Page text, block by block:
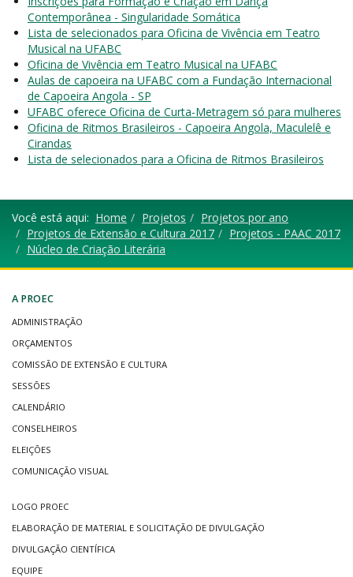
Contemporânea - Singularidade Somática
Lista de selecionados para Oficina de Vivência em Teatro
Musical na UFABC
Oficina de Vivência em Teatro Musical na UFABC
Aulas de capoeira na UFABC com a Fundação Internacional
de Capoeira Angola - SP
UFABC oferece Oficina de Curta-Metragem só para mulheres
Oficina de Ritmos Brasileiros - Capoeira Angola, Maculelê e
Cirandas
Lista de selecionados para a Oficina de Ritmos Brasileiros
Você está aqui: Home Projetos
Projetos por ano
Projetos de Extensão e Cultura 2017
Projetos - PAAC 2017
Núcleo de Criação Literária
A PROEC
ADMINISTRAÇÃO
ORÇAMENTOS
COMISSÃO DE EXTENSÃO E CULTURA
SESSÕES
CALENDÁRIO
CONSELHEIROS
ELEIÇÕES
COMUNICAÇÃO VISUAL
LOGO PROEC
ELABORAÇÃO DE MATERIAL E SOLICITAÇÃO DE DIVULGAÇÃO
DIVULGAÇÃO CIENTÍFICA
EQUIPE